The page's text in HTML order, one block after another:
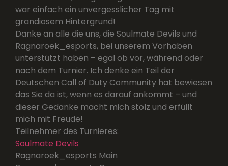
war einfach ein unvergesslicher Tag mit
grandiosem Hintergrund!
Danke an alle die uns, die Soulmate Devils und
Ragnaroek_esports, bei unserem Vorhaben
unterstützt haben – egal ob vor, während oder
nach dem Turnier. Ich denke ein Teil der
Deutschen Call of Duty Community hat bewiesen
das Sie da ist, wenn es darauf ankommt – und
dieser Gedanke macht mich stolz und erfüllt
mich mit Freude!
Teilnehmer des Turnieres:
Soulmate Devils
Ragnaroek_esports Main